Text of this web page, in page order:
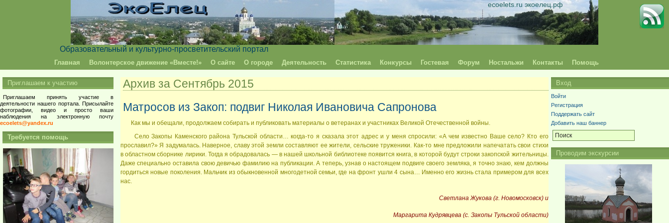
Образовательный и культурно-просветительский портал
ecoelets.ru экоелец.рф
Главная Волонтерское движение «Вместе!» О сайте О городе Деятельность Статистика Конкурсы Гостевая Форум Ностальжи Контакты Помощь
Архив за Сентябрь 2015
Матросов из Закоп: подвиг Николая Ивановича Сапронова
Как мы и обещали, продолжаем собирать и публиковать материалы о ветеранах и участниках Великой Отечественной войны.
Село Закопы Каменского района Тульской области… когда-то я сказала этот адрес и у меня спросили: «А чем известно Ваше село? Кто его
прославил?» Я задумалась. Наверное, славу этой земли составляют ее жители, сельские труженики. Как-то мне предложили напечатать свои стихи
в областном сборнике лирики. Тогда я обрадовалась — в нашей школьной библиотеке появится книга, в которой будут строки закопской жительницы.
Даже специально оставила свою девичью фамилию на публикации. А теперь, узнав о настоящем подвиге своего земляка, я точно знаю, кем должны
гордиться новые поколения. Мальчик из обыкновенной многодетной семьи, где на фронт ушли 4 сына… Именно его жизнь стала примером для всех
нас.
Светлана Жукова (г. Новомосковск) и
Маргарита Кудрявцева (с. Закопы Тульской области)
Вход
Войти
Регистрация
Поддержать сайт
Добавить наш баннер
Проводим экскурсии
Приглашаем к участию
Приглашаем принять участие в
деятельности нашего портала. Присылайте
фотографии, видео и просто ваши
наблюдения на электронную почту
ecoelets@yandex.ru
Требуется помощь